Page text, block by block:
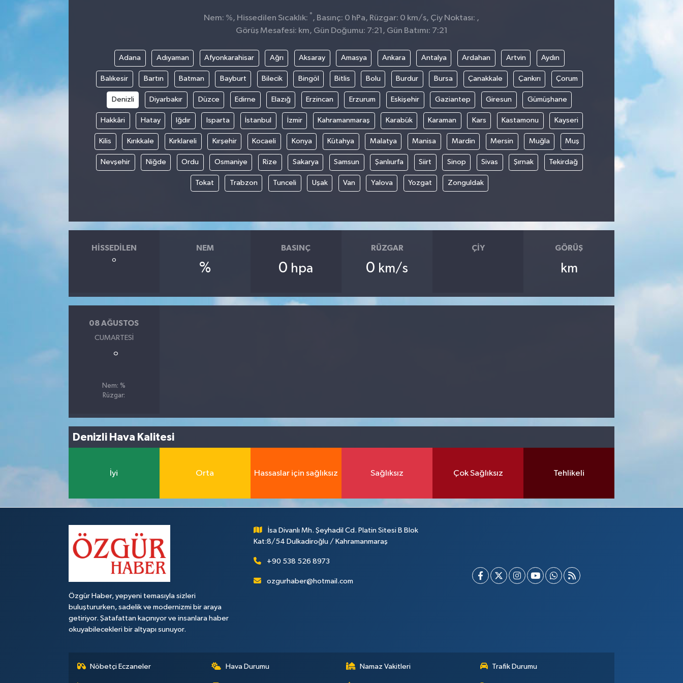
Nem: %, Hissedilen Sıcaklık: ° , Basınç: 0 hPa, Rüzgar: 0 km/s, Çiy Noktası: ,
Görüş Mesafesi: km, Gün Doğumu: 7:21, Gün Batımı: 7:21
Adana Adıyaman Afyonkarahisar Ağrı Aksaray Amasya Ankara Antalya Ardahan Artvin Aydın
Balıkesir Bartın Batman Bayburt Bilecik Bingöl Bitlis Bolu Burdur Bursa Çanakkale Çankırı Çorum
Denizli Diyarbakır Düzce Edirne Elazığ Erzincan Erzurum Eskişehir Gaziantep Giresun Gümüşhane
Hakkâri Hatay Iğdır Isparta İstanbul İzmir Kahramanmaraş Karabük Karaman Kars Kastamonu Kayseri
Kilis Kırıkkale Kırklareli Kırşehir Kocaeli Konya Kütahya Malatya Manisa Mardin Mersin Muğla Muş
Nevşehir Niğde Ordu Osmaniye Rize Sakarya Samsun Şanlıurfa Siirt Sinop Sivas Şırnak Tekirdağ
Tokat Trabzon Tunceli Uşak Van Yalova Yozgat Zonguldak
HISSEDILEN
°
NEM
%
BASINÇ
0 hpa
RÜZGAR
0 km/s
ÇIY GÖRÜŞ
km
08 AĞUSTOS
CUMARTESI
°
Nem: %
Rüzgar:
Denizli Hava Kalitesi
İyi Orta Hassaslar için sağlıksız Sağlıksız Çok Sağlıksız Tehlikeli
Özgür Haber, yepyeni temasıyla sizleri
buluştururken, sadelik ve modernizmi bir araya
getiriyor. Şatafattan kaçınıyor ve insanlara haber
okuyabilecekleri bir altyapı sunuyor.
İsa Divanlı Mh. Şeyhadil Cd. Platin Sitesi B Blok
Kat:8/54 Dulkadiroğlu / Kahramanmaraş
+90 538 526 8973
ozgurhaber@hotmail.com
Nöbetçi Eczaneler Hava Durumu Namaz Vakitleri Trafik Durumu
Sağlık
Tarih - Kültür - Sanat - Turizm
Yaşam